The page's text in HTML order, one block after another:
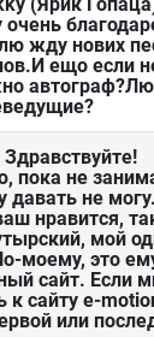
очень
жду нових
ещо если
Здравствуйте!
пока не
давать не могу.
нравится,
мой
моему, это
сайт. Если
сайту e-
или